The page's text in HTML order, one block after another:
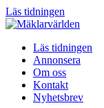
Läs tidningen
Läs tidningen
Annonsera
Om oss
Kontakt
Nyhetsbrev